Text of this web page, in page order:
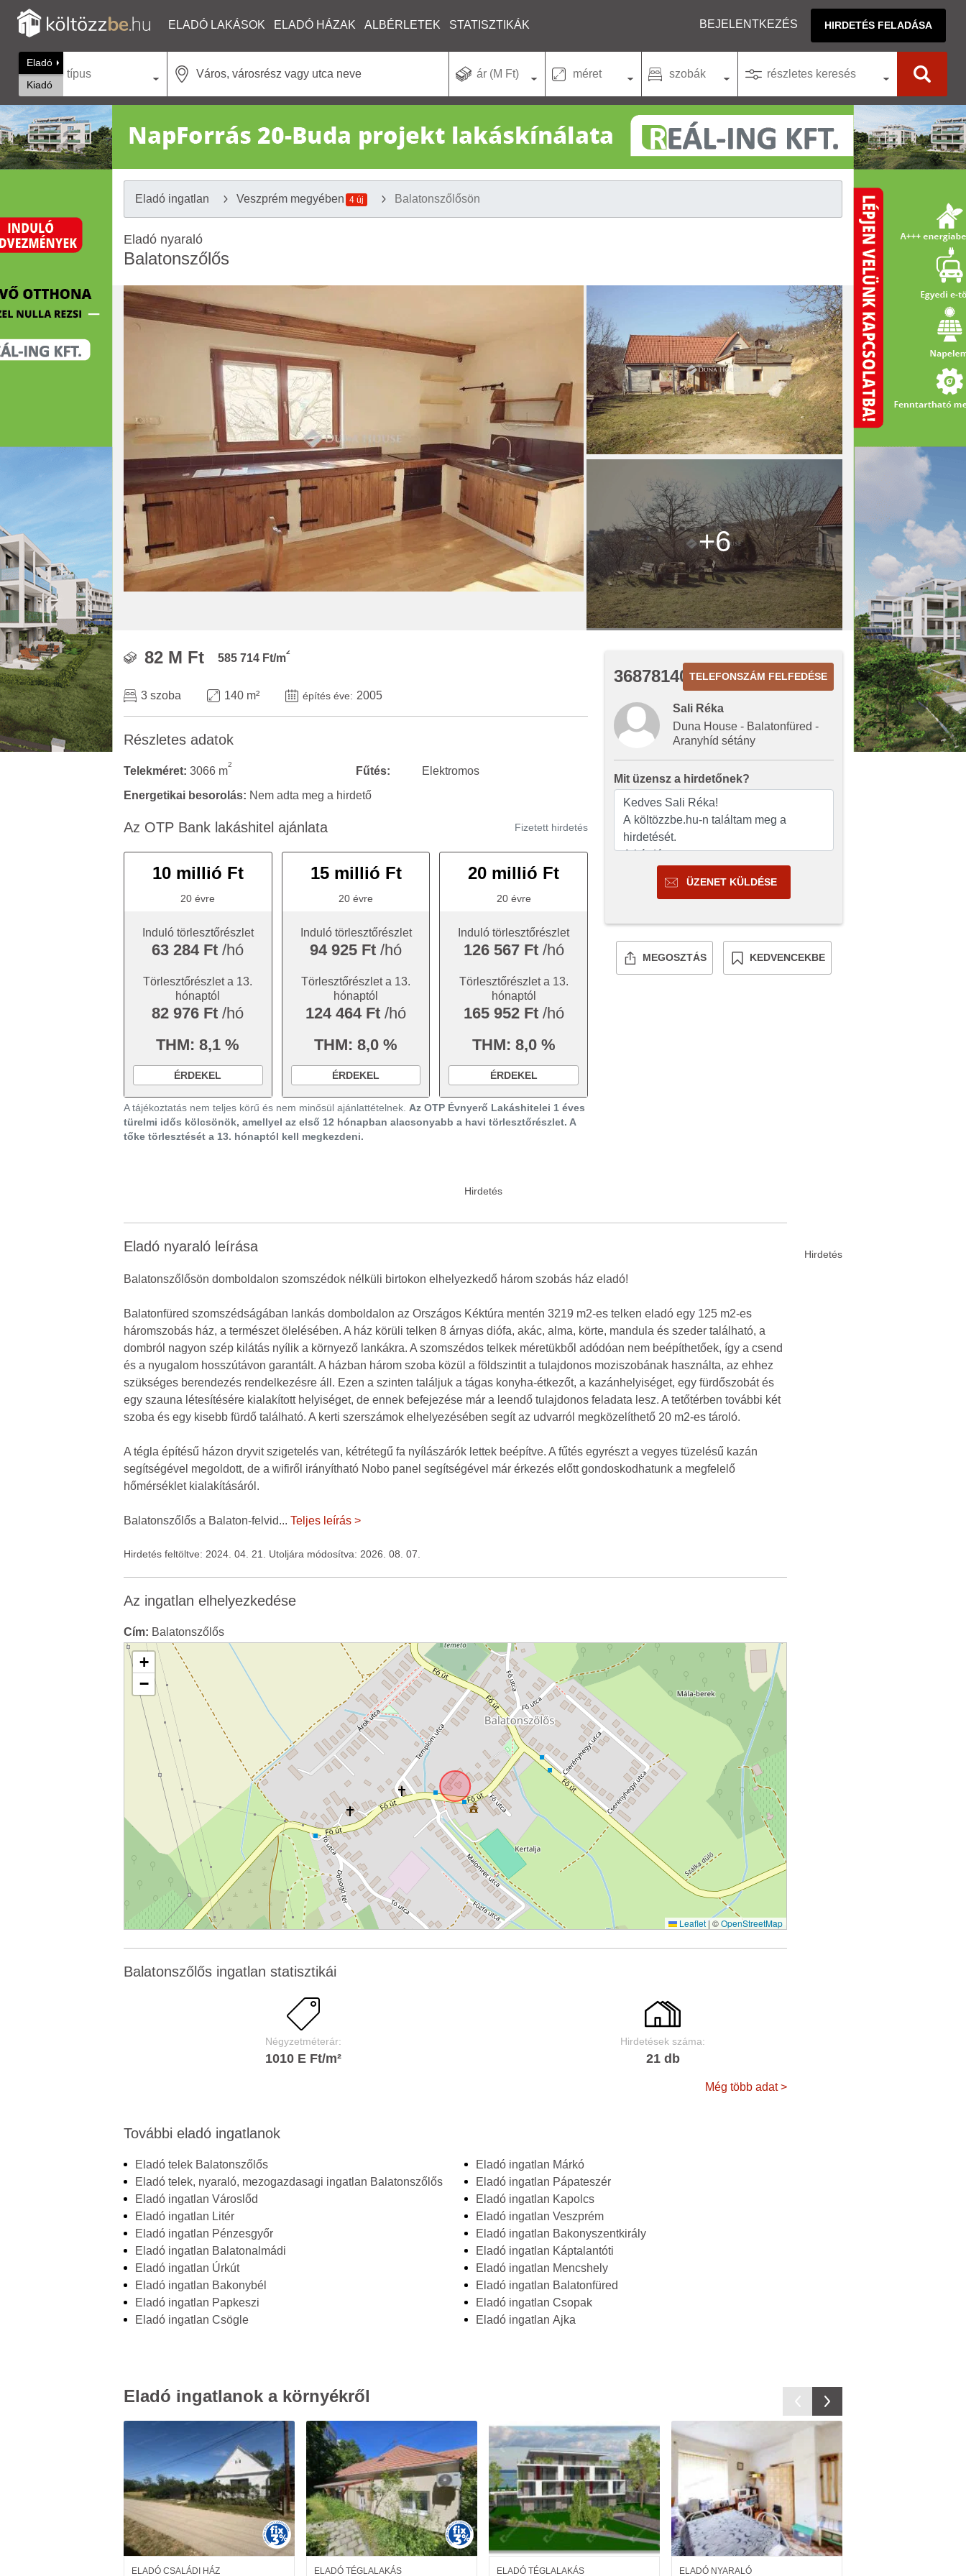
ELADÓ LAKÁSOK ELADÓ HÁZAK ALBÉRLETEK STATISZTIKÁK BEJELENTKEZÉS HIRDETÉS FELADÁSA
Eladó
Kiadó
típus ár (M Ft) méret szobák részletes keresés
Eladó ingatlan Veszprém megyében 4 új Balatonszőlősön
Eladó nyaraló
Balatonszőlős
82 M Ft 585 714 Ft/m
2
3 szoba 140 m² építés éve: 2005
Részletes adatok
Telekméret: 3066 m
2
Fűtés:
Elektromos
Energetikai besorolás: Nem adta meg a hirdető
Az OTP Bank lakáshitel ajánlata Fizetett hirdetés
10 millió Ft
20 évre
Induló törlesztőrészlet
63 284 Ft/hó
Törlesztőrészlet a 13.
hónaptól
82 976 Ft/hó
THM: 8,1 %
ÉRDEKEL
15 millió Ft
20 évre
Induló törlesztőrészlet
94 925 Ft /hó
Törlesztőrészlet a 13.
hónaptól
124 464 Ft /hó
THM: 8,0 %
ÉRDEKEL
20 millió Ft
20 évre
Induló törlesztőrészlet
126 567 Ft /hó
Törlesztőrészlet a 13.
hónaptól
165 952 Ft /hó
THM: 8,0 %
ÉRDEKEL
A tájékoztatás nem teljes körű és nem minősül ajánlattételnek. Az OTP Évnyerő Lakáshitelei 1 éves
türelmi idős kölcsönök, amellyel az első 12 hónapban alacsonyabb a havi törlesztőrészlet. A
tőke törlesztését a 13. hónaptól kell megkezdeni.
3687814011TELEFONSZÁM FELFEDÉSE
Sali Réka
Duna House - Balatonfüred -
Aranyhíd sétány
Mit üzensz a hirdetőnek?
ÜZENET KÜLDÉSE
MEGOSZTÁS KEDVENCEKBE
Eladó nyaraló leírása
Balatonszőlősön domboldalon szomszédok nélküli birtokon elhelyezkedő három szobás ház eladó!
Balatonfüred szomszédságában lankás domboldalon az Országos Kéktúra mentén 3219 m2-es telken eladó egy 125 m2-es
háromszobás ház, a természet ölelésében. A ház körüli telken 8 árnyas diófa, akác, alma, körte, mandula és szeder található, a
dombról nagyon szép kilátás nyílik a környező lankákra. A szomszédos telkek méretükből adódóan nem beépíthetőek, így a csend
és a nyugalom hosszútávon garantált. A házban három szoba közül a földszintit a tulajdonos moziszobának használta, az ehhez
szükséges berendezés rendelkezésre áll. Ezen a szinten találjuk a tágas konyha-étkezőt, a kazánhelyiséget, egy fürdőszobát és
egy szauna létesítésére kialakított helyiséget, de ennek befejezése már a leendő tulajdonos feladata lesz. A tetőtérben további két
szoba és egy kisebb fürdő található. A kerti szerszámok elhelyezésében segít az udvarról megközelíthető 20 m2-es tároló.
A tégla építésű házon dryvit szigetelés van, kétrétegű fa nyílászárók lettek beépítve. A fűtés egyrészt a vegyes tüzelésű kazán
segítségével megoldott, de a wifiről irányítható Nobo panel segítségével már érkezés előtt gondoskodhatunk a megfelelő
hőmérséklet kialakításáról.
Balatonszőlős a Balaton-felvid... Teljes leírás >
Hirdetés feltöltve: 2024. 04. 21. Utoljára módosítva: 2026. 08. 07.
Az ingatlan elhelyezkedése
Cím: Balatonszőlős
+
−
Leaflet | ©OpenStreetMap
Balatonszőlős ingatlan statisztikái
Négyzetméterár:
1010 E Ft/m²
Hirdetések száma:
21 db
Még több adat >
További eladó ingatlanok
Eladó telek Balatonszőlős
Eladó telek, nyaraló, mezogazdasagi ingatlan Balatonszőlős
Eladó ingatlan Városlőd
Eladó ingatlan Litér
Eladó ingatlan Pénzesgyőr
Eladó ingatlan Balatonalmádi
Eladó ingatlan Úrkút
Eladó ingatlan Bakonybél
Eladó ingatlan Papkeszi
Eladó ingatlan Csögle
Eladó ingatlan Márkó
Eladó ingatlan Pápateszér
Eladó ingatlan Kapolcs
Eladó ingatlan Veszprém
Eladó ingatlan Bakonyszentkirály
Eladó ingatlan Káptalantóti
Eladó ingatlan Mencshely
Eladó ingatlan Balatonfüred
Eladó ingatlan Csopak
Eladó ingatlan Ajka
Eladó ingatlanok a környékről
ELADÓ CSALÁDI HÁZ ELADÓ TÉGLALAKÁS ELADÓ TÉGLALAKÁS ELADÓ NYARALÓ